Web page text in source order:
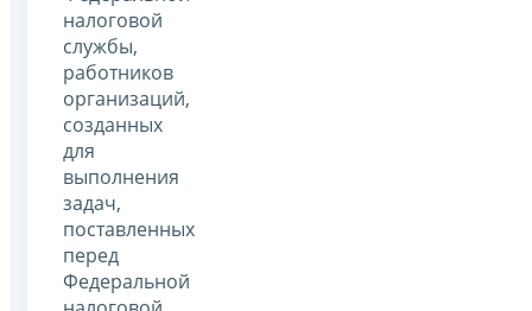
налоговой
службы,
работников
организаций,
созданных
для
выполнения
задач,
поставленных
перед
Федеральной